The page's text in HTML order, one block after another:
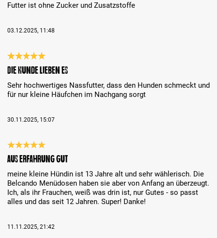
Futter ist ohne Zucker und Zusatzstoffe
03.12.2025, 11:48
Évaluation avec une note de 5 sur 5 étoiles
Die Hunde lieben es
Sehr hochwertiges Nassfutter, dass den Hunden schmeckt und
für nur kleine Häufchen im Nachgang sorgt
30.11.2025, 15:07
Évaluation avec une note de 5 sur 5 étoiles
aus Erfahrung gut
meine kleine Hündin ist 13 Jahre alt und sehr wählerisch. Die
Belcando Menüdosen haben sie aber von Anfang an überzeugt.
Ich, als ihr Frauchen, weiß was drin ist, nur Gutes - so passt
alles und das seit 12 Jahren. Super! Danke!
11.11.2025, 21:42